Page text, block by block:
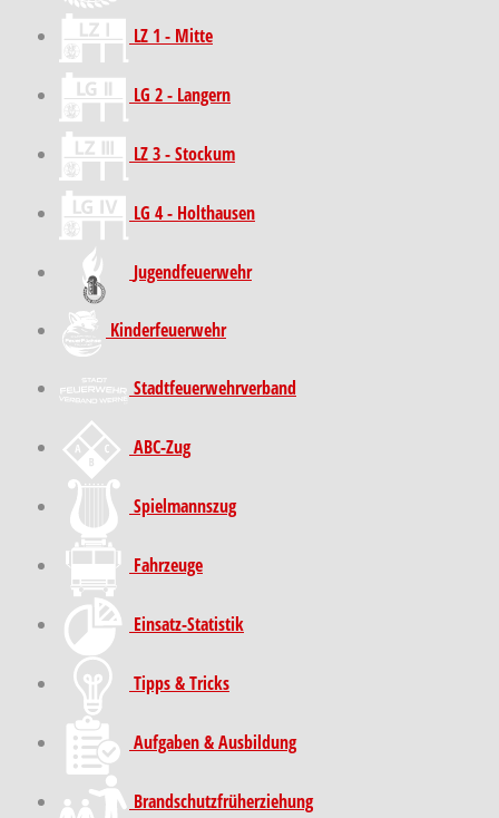
LZ 1 - Mitte
LG 2 - Langern
LZ 3 - Stockum
LG 4 - Holthausen
Jugendfeuerwehr
Kinder­feuer­wehr
Stadt­feuer­wehr­verband
ABC-Zug
Spielmannszug
Fahrzeuge
Einsatz-Statistik
Tipps & Tricks
Aufgaben & Ausbildung
Brand­schutz­früh­erziehung